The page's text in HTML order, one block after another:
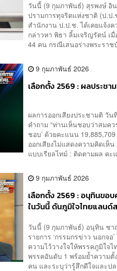
วันนี้ (9 กุมภาพันธ์) สุรพงษ์ อิ
ปรามการทุจริตแห่งชาติ (ป.ป
สำนักงาน ป.ป.ช. ได้เคยแจ้ง
กล่าวหา พิธา ลิ้มเจริญรัตน์ เ
44 คน กรณีเสนอร่างพระรา
9 กุมภาพันธ์ 2026
เลือกตั้ง 2569 : ผลประชา
ผลการออกเสียงประชามติ วั
คำถาม “ท่านเห็นชอบว่าสมค
ชอบ’ ด้วยคะแนน
ออกเสียงไม่แสดงความคิดเห็
แบบเรียลไทม์ : ติดตามผล คะ
9 กุมภาพันธ์ 2026
เลือกตั้ง 2569 : อนุทินขอบ
ในวันนี้ ดันภูมิใจไทยแลนด์
วันนี้ (9 กุมภาพันธ์) อนุทิน ช
รายการ ‘กรรมกรข่าว นอกจ
ความไว้วางใจให้พรรคภูมิใจ
พรรคอันดับ 1 พร้อมย้ำความ
คน และระบุว่ารู้สึกดีใจและป